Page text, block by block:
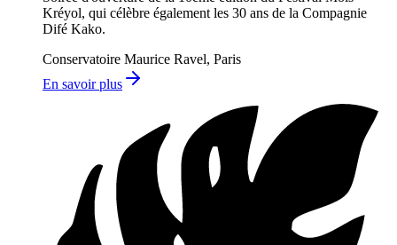
Kréyol, qui célèbre également les 30 ans de la Compagnie
Difé Kako.
Conservatoire Maurice Ravel, Paris
En savoir plus